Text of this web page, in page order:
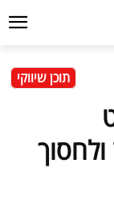
תוכן שיווקי
ולחסוך